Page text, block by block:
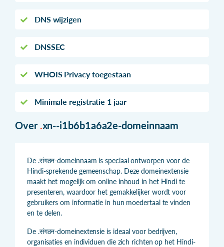
DNS wijzigen
DNSSEC
WHOIS Privacy toegestaan
Minimale registratie 1 jaar
Over .xn--i1b6b1a6a2e-domeinnaam
De .संगठन-domeinnaam is speciaal ontworpen voor de
Hindi-sprekende gemeenschap. Deze domeinextensie
maakt het mogelijk om online inhoud in het Hindi te
presenteren, waardoor het gemakkelijker wordt voor
gebruikers om informatie in hun moedertaal te vinden
en te delen.
De .संगठन-domeinextensie is ideaal voor bedrijven,
organisaties en individuen die zich richten op het Hindi-